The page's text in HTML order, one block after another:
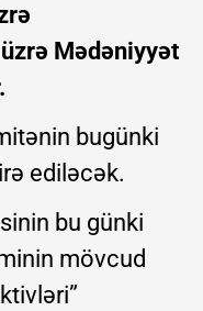
Mədəniyyət
bugünki
ediləcək.
bu günki
mövcud